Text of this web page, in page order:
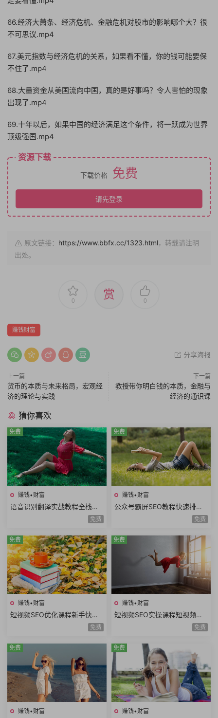
66.经济大萧条、经济危机、金融危机对股市的影响哪个大？很
不可思议.mp4
67.美元指数与经济危机的关系，如果看不懂，你的钱可能要保
不住了.mp4
68.大量资金从美国流向中国，真的是好事吗？令人害怕的现象
出现了.mp4
69.十年以后，如果中国的经济满足这个条件，将一跃成为世界
顶级强国.mp4
资源下载
下载价格 免费
请先登录
原文链接： https://www.bbfx.cc/1323.html，转载请注明
出处。
0 赏 0
赚钱财富
分享海报
上一篇
货币的本质与未来格局，宏观经
济的理论与实践
下一篇
教授带你明白钱的本质，金融与
经济的通识课
猜你喜欢
赚钱•财富
语音识别翻译实战教程全栈开
发技术前后端架构设计副业赚
免费
免费
赚钱•财富
公众号霸屏SEO教程快速排名
原理昵称内容霸屏高级霸屏拦
免费
免费
赚钱•财富
短视频SEO优化课程新手快速
入门短视频搜索SEO关键词排
免费
免费
赚钱•财富
短视频SEO实操课程短视频搜
索优化技术关键词排名获取精
免费
免费
赚钱•财富
免费
赚钱•财富
免费